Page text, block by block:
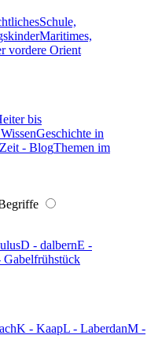
Schule,
Maritimes,
vordere Orient
bis
Geschichte in
- BlogThemen im
D - dalbernE -
Gabelfrühstück
K - KaapL - LaberdanM -